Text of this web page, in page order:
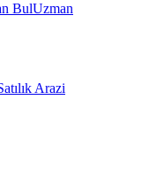
BulUzman
Arazi